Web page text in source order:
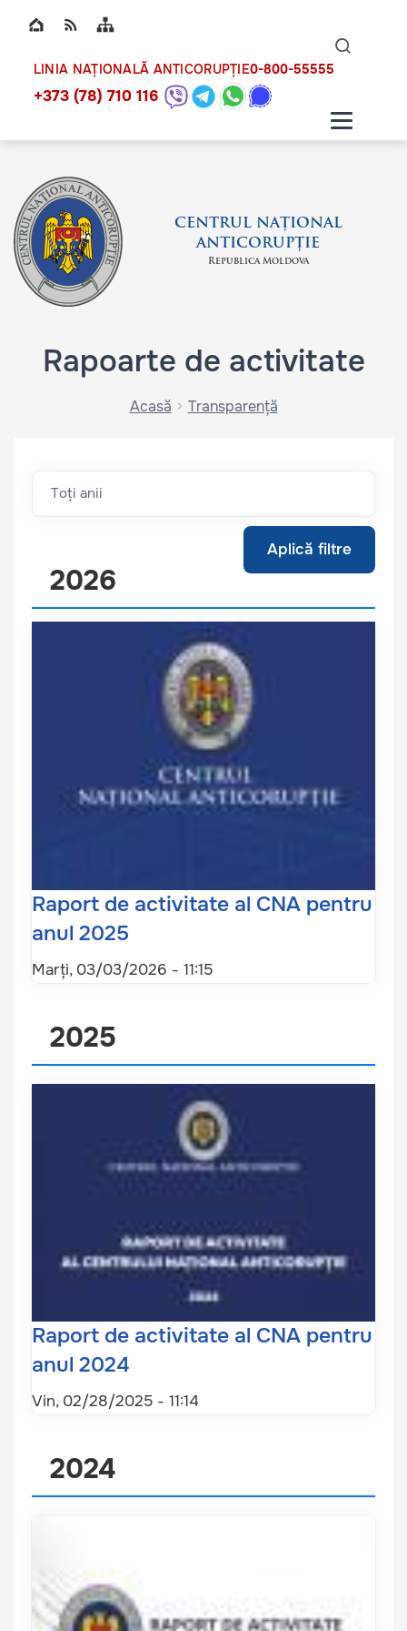
Top bar navigation
LINIA NAȚIONALĂ ANTICORUPȚIE0-800-55555
+373 (78) 710 116
CENTRUL NAȚIONAL
ANTICORUPȚIE
Republica Moldova
Rapoarte de activitate
Acasă Transparență
Aplică filtre
2026
Raport de activitate al CNA pentru
anul 2025
Marți, 03/03/2026 - 11:15
2025
Raport de activitate al CNA pentru
anul 2024
Vin, 02/28/2025 - 11:14
2024